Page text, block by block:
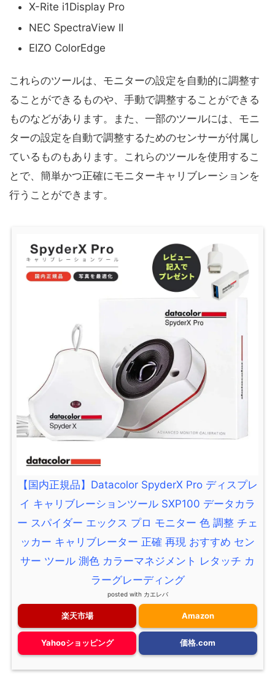
X-Rite i1Display Pro
NEC SpectraView II
EIZO ColorEdge
これらのツールは、モニターの設定を自動的に調整す
ることができるものや、手動で調整することができる
ものなどがあります。また、一部のツールには、モニ
ターの設定を自動で調整するためのセンサーが付属し
ているものもあります。これらのツールを使用するこ
とで、簡単かつ正確にモニターキャリブレーションを
行うことができます。
【国内正規品】Datacolor SpyderX Pro ディスプレ
イ キャリブレーションツール SXP100 データカラ
ー スパイダー エックス プロ モニター 色 調整 チェ
ッカー キャリブレーター 正確 再現 おすすめ セン
サー ツール 測色 カラーマネジメント レタッチ カ
ラーグレーディング
posted with カエレバ
楽天市場 Amazon
Yahooショッピング 価格.com